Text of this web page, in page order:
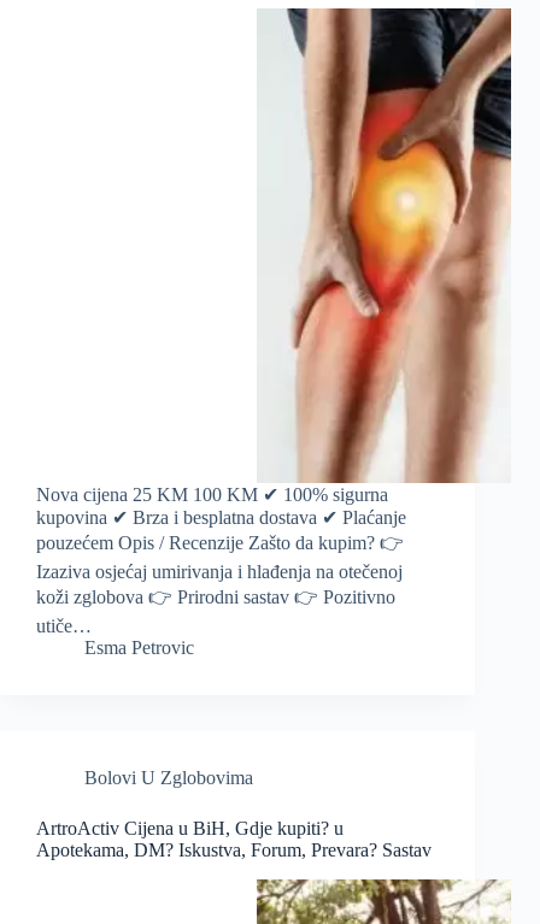
Nova cijena 25 KM 100 KM ✔ 100% sigurna
kupovina ✔ Brza i besplatna dostava ✔ Plaćanje
pouzećem Opis / Recenzije Zašto da kupim? 👉
Izaziva osjećaj umirivanja i hlađenja na otečenoj
koži zglobova 👉 Prirodni sastav 👉 Pozitivno
utiče…
Esma Petrovic
Bolovi U Zglobovima
ArtroActiv Cijena u BiH, Gdje kupiti? u
Apotekama, DM? Iskustva, Forum, Prevara? Sastav